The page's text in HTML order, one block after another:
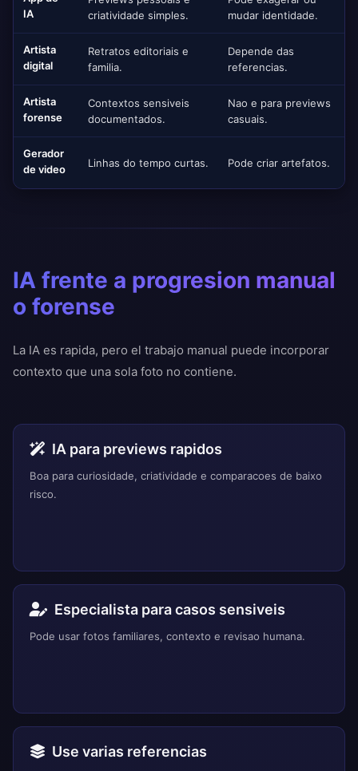
IA
criatividade simples.
mudar identidade.
Artista
digital
Retratos editoriais e
familia.
Depende das
referencias.
Artista
forense
Contextos sensiveis
documentados.
Nao e para previews
casuais.
Gerador
de video
Linhas do tempo curtas. Pode criar artefatos.
IA frente a progresion manual
o forense
La IA es rapida, pero el trabajo manual puede incorporar
contexto que una sola foto no contiene.
IA para previews rapidos
Boa para curiosidade, criatividade e comparacoes de baixo
risco.
Especialista para casos sensiveis
Pode usar fotos familiares, contexto e revisao humana.
Use varias referencias